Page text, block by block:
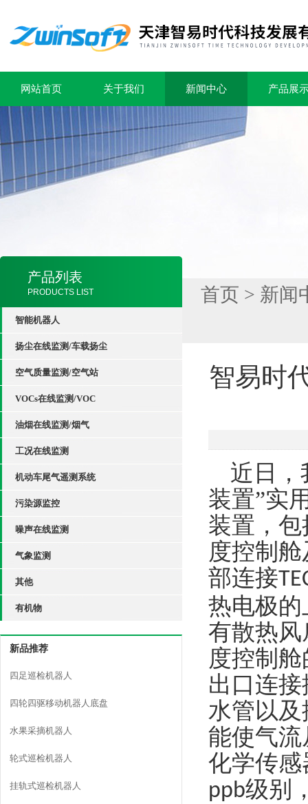
网站首页 关于我们 新闻中心 产品展
产品列表
PRODUCTS LIST
智能机器人
扬尘在线监测/车载扬尘
空气质量监测/空气站
VOCs在线监测/VOC
油烟在线监测/烟气
工况在线监测
机动车尾气遥测系统
污染源监控
噪声在线监测
气象监测
其他
有机物
新品推荐
四足巡检机器人
四轮四驱移动机器人底盘
水果采摘机器人
轮式巡检机器人
挂轨式巡检机器人
首页 > 新闻
智易时
近日，
装置”实
装置，
度控制
部连接
热电极
有散热
度控制
出口连
水管以
能使气
化学传
ppb级别